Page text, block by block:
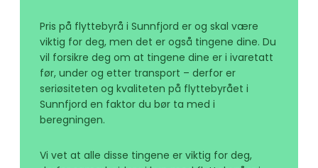
Pris på flyttebyrå i Sunnfjord er og skal være
viktig for deg, men det er også tingene dine. Du
vil forsikre deg om at tingene dine er i ivaretatt
før, under og etter transport – derfor er
seriøsiteten og kvaliteten på flyttebyrået i
Sunnfjord en faktor du bør ta med i
beregningen.
Vi vet at alle disse tingene er viktig for deg,